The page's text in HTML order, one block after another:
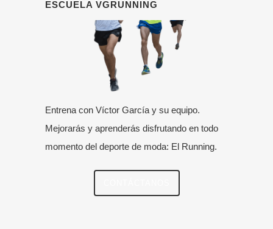
ESCUELA VGRUNNING
Entrena con Víctor García y su equipo.
Mejorarás y aprenderás disfrutando en todo
momento del deporte de moda: El Running.